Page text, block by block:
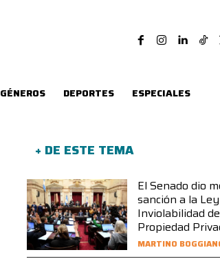
GÉNEROS DEPORTES ESPECIALES
+ DE ESTE TEMA
El Senado dio
sanción a la
Inviolabilidad
Propiedad
MARTINO